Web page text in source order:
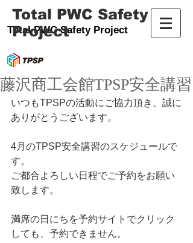
Total PWC Safety Project
Total PWC Safety
Project
藤沢商工会館TPSP安全講習
いつもTPSPの活動にご協力頂き、誠に
ありがとうございます。
4月のTPSP安全講習のスケジュールで
す。
ご都合よろしい日程でご予約をお願い
致します。
満席の日にちを予約サイトでクリック
しても、予約できません。